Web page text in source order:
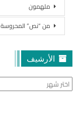
ملهمون
من “نص” المحروسة
الأرشيف
الأرشيف